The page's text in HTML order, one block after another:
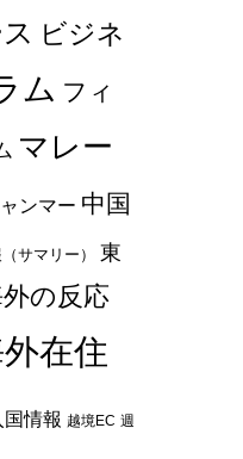
ビジネ
ム フィ
マレー
ャンマー 中国
サマリー）
東
の反応
在住
情報 越境EC 週